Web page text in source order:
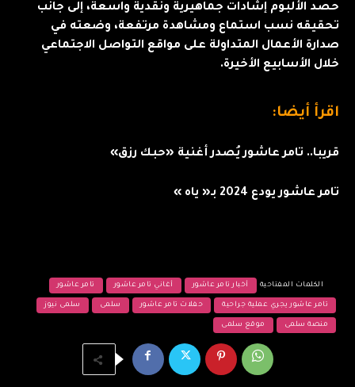
حصد الألبوم إشادات جماهيرية ونقدية واسعة، إلى جانب
تحقيقه نسب استماع ومشاهدة مرتفعة، وضعته في
صدارة الأعمال المتداولة على مواقع التواصل الاجتماعي
خلال الأسابيع الأخيرة.
اقرأ أيضا:
قريبا.. تامر عاشور يُصدر أغنية «حبك رزق»
تامر عاشور يودع 2024 بـ« ياه »
الكلمات المفتاحية أخبار تامر عاشور أغاني تامر عاشور تامر عاشور
تامر عاشور يجري عملية جراحية حفلات تامر عاشور سلمى سلمى نيوز
منصة سلمى موقع سلمى